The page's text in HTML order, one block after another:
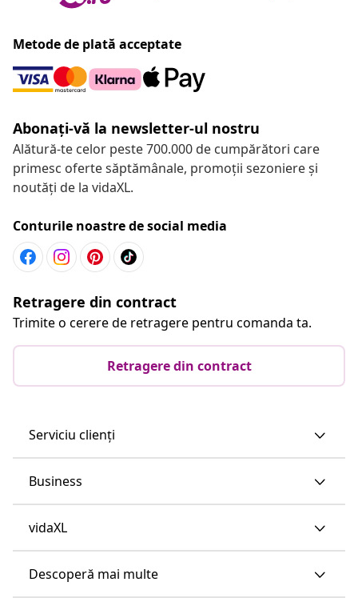
Metode de plată acceptate
Abonați-vă la newsletter-ul nostru
Alătură-te celor peste 700.000 de cumpărători care
primesc oferte săptămânale, promoții sezoniere și
noutăți de la vidaXL.
Conturile noastre de social media
Retragere din contract
Trimite o cerere de retragere pentru comanda ta.
Retragere din contract
Serviciu clienți
Business
vidaXL
Descoperă mai multe